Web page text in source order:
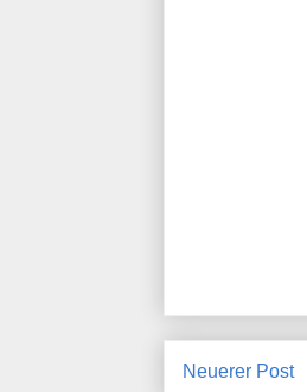
Neuerer Post